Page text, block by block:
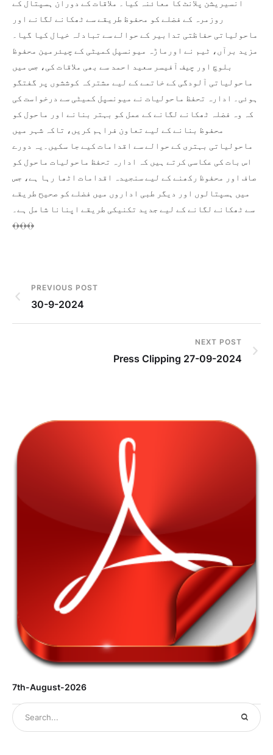
انسیریشن پلانٹ کا معائنہ کیا۔ ملاقات کے دوران ہسپتال کے
روزمرہ کے فضلے کو محفوظ طریقے سے ٹھکانے لگانے اور
ماحولیاتی حفاظتی تدابیر کے حوالے سے تبادلہ خیال کیا گیا۔
مزید برآں، ٹیم نے اورماڑہ میونسپل کمیٹی کے چیئرمین محفوظ
بلوچ اور چیف آفیسر سعید احمد سے بھی ملاقات کی، جس میں
ماحولیاتی آلودگی کے خاتمے کے لیے مشترکہ کوششوں پر گفتگو
ہوئی۔ ادارہ تحفظ ماحولیات نے میونسپل کمیٹی سے درخواست کی
کہ وہ فضلہ ٹھکانے لگانے کے عمل کو بہتر بنانے اور ماحول کو
محفوظ بنانے کے لیے تعاون فراہم کریں، تاکہ شہر میں
ماحولیاتی بہتری کے حوالے سے اقدامات کیے جا سکیں۔یہ دورے
اس بات کی عکاسی کرتے ہیں کہ ادارہ تحفظ ماحولیات ماحول کو
صاف اور محفوظ رکھنے کے لیے سنجیدہ اقدامات اٹھا رہا ہے، جس
میں ہسپتالوں اور دیگر طبی اداروں میں فضلے کو صحیح طریقے
سے ٹھکانے لگانے کے لیے جدید تکنیکی طریقے اپنانا شامل ہے۔
﴾﴿﴾﴿﴾﴿
PREVIOUS POST
30-9-2024
NEXT POST
Press Clipping 27-09-2024
7th-August-2026